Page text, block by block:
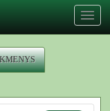
Toggle